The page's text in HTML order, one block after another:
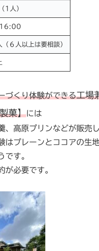
1人）
（６人以上は要相談）
づくり体験ができる工場
菓】には
、高原プリンなどが販売し
はプレーンとココアの生
です。
が必要です。